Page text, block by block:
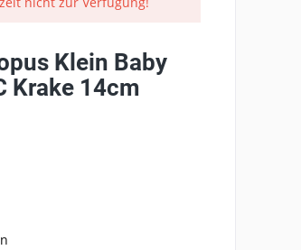
Klein Baby
Krake 14cm